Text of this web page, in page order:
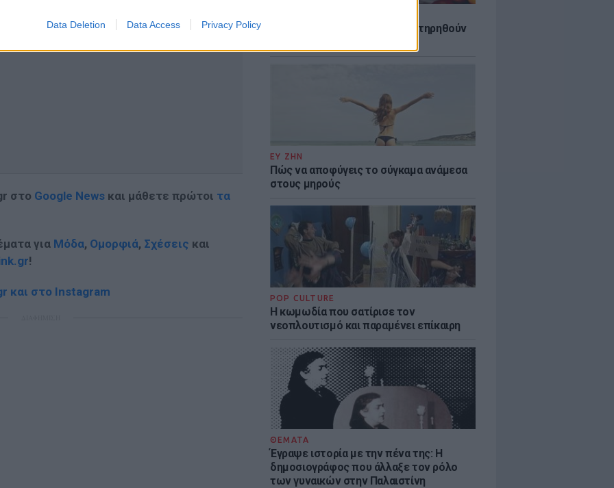
Data Deletion Data Access Privacy Policy
6 φρούτα που μπορουν να διατηρηθούν
ΕΥ ΖΗΝ
Πώς να αποφύγεις το σύγκαμα ανάμεσα
στους μηρούς
POP CULTURE
Η κωμωδία που σατίρισε τον
νεοπλουτισμό και παραμένει επίκαιρη
ΘΕΜΑΤΑ
Έγραψε ιστορία με την πένα της: Η
δημοσιογράφος που άλλαξε τον ρόλο
των γυναικών στην Παλαιστίνη
ΔΙΑΦΗΜΙΣΗ
στο Google News και μάθετε πρώτοι τα
για Μόδα, Ομορφιά, Σχέσεις και
!
και στο Instagram